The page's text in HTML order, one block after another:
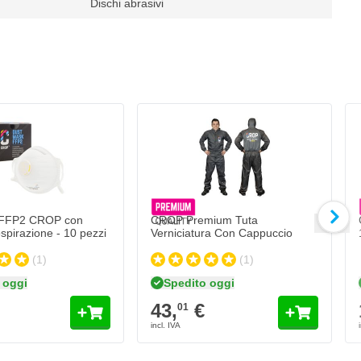
Dischi abrasivi
CROP con
- 10 pezzi
(1)
oggi
Spedito oggi
Aggiungi al
CROP Premium Tuta
Verniciatura Con Cappuccio
(1)
Spedito oggi
43,01 €